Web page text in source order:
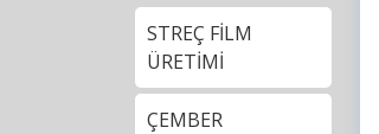
STREÇ FİLM
ÜRETİMİ
ÇEMBER